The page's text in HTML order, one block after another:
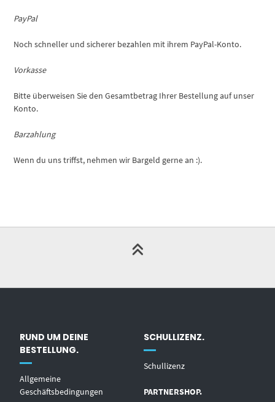
PayPal
Noch schneller und sicherer bezahlen mit ihrem PayPal-Konto.
Vorkasse
Bitte überweisen Sie den Gesamtbetrag Ihrer Bestellung auf unser
Konto.
Barzahlung
Wenn du uns triffst, nehmen wir Bargeld gerne an :).
RUND UM DEINE
BESTELLUNG.
Allgemeine
Geschäftsbedingungen
SCHULLIZENZ.
Schullizenz
PARTNERSHOP.